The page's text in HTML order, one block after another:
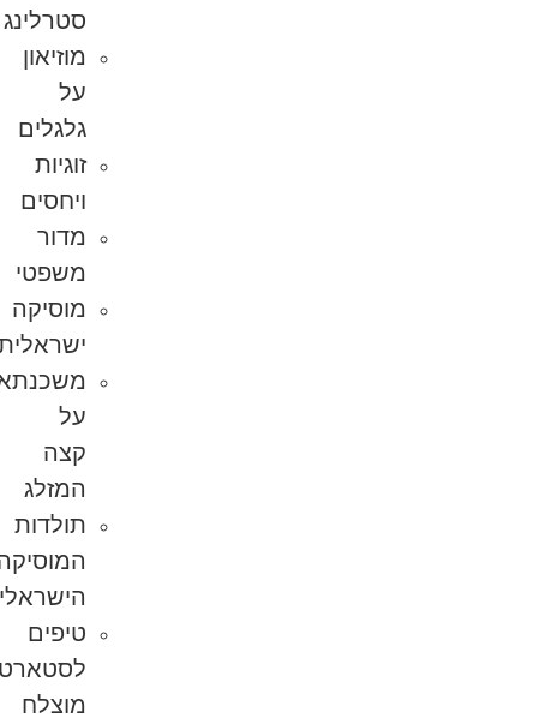
סטרלינג
מוזיאון
גלגלים
זוגיות
ויחסים
מדור
משפטי
מוסיקה
ישראלית
משכנתא
המזלג
תולדות
המוסיקה
הישראלית
טיפים
לסטארט-אפ
מוצלח